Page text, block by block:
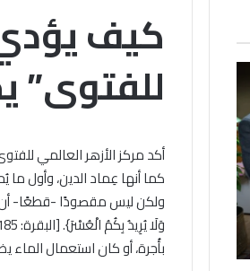
كيف يؤدي
للفتوى”
أكد مركز الأزهر العالمي
كما أنها عِماد الدين، وأول
ولكن ليس مقصودًا -قطعًا- أن
بأُجرة، أو كان استعمال
مشاركته
الملتقى
الفكري
الأوَّل
لمنطقة
وعظ
المنوفيَّة..
(البحوث
الأوَّل لمنطقة وعظ المنوفيَّة..
(البحوث الإسلاميَّة): الهُويَّة
الإيمانيَّة والأخلاقيَّة حجر أساس
لتحقيق السِّلم المجتمعي
لتحقيق الرُّقي